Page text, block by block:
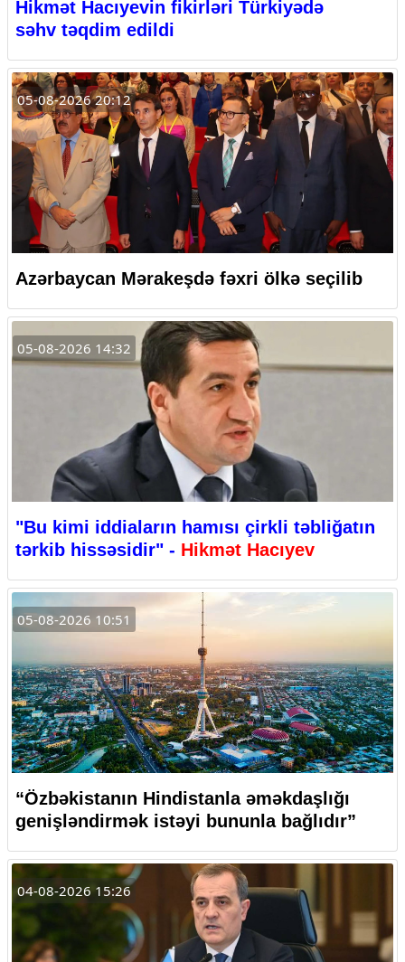
Hikmət Hacıyevin fikirləri Türkiyədə
səhv təqdim edildi
05-08-2026 20:12
Azərbaycan Mərakeşdə fəxri ölkə seçilib
05-08-2026 14:32
"Bu kimi iddiaların hamısı çirkli təbliğatın
tərkib hissəsidir" - Hikmət Hacıyev
05-08-2026 10:51
“Özbəkistanın Hindistanla əməkdaşlığı
genişləndirmək istəyi bununla bağlıdır”
04-08-2026 15:26